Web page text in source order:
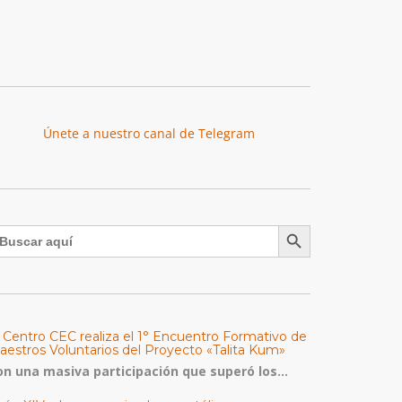
Únete a nuestro canal de Telegram
Botón de búsqueda
Centro CEC realiza el 1° Encuentro Formativo de
Voluntarios del Proyecto «Talita Kum»
una masiva participación que superó los...